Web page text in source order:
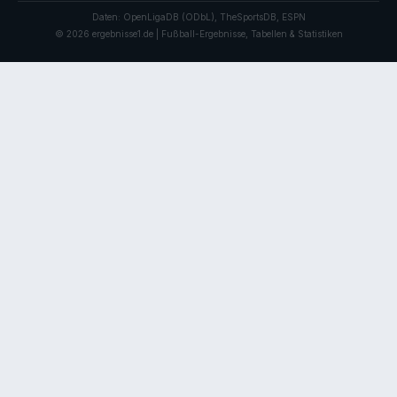
Daten: OpenLigaDB (ODbL), TheSportsDB, ESPN
© 2026 ergebnisse1.de | Fußball-Ergebnisse, Tabellen & Statistiken